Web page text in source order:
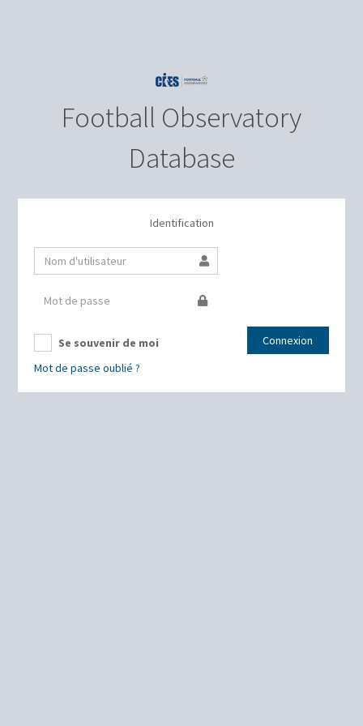
Football Observatory
Database
Identification
Se souvenir de moi
Connexion
Mot de passe oublié ?